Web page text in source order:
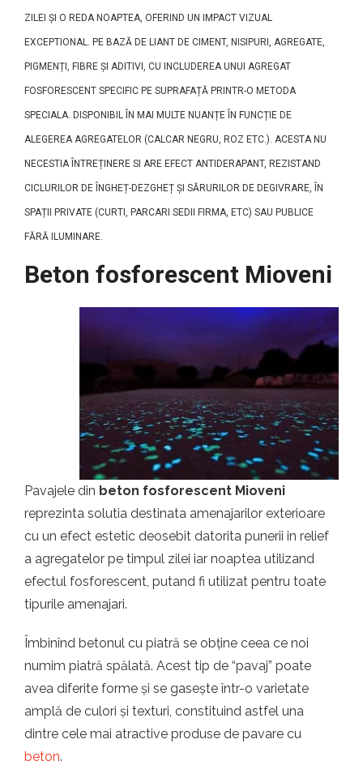
ZILEI ȘI O REDA NOAPTEA, OFERIND UN IMPACT VIZUAL
EXCEPTIONAL. PE BAZĂ DE LIANT DE CIMENT, NISIPURI, AGREGATE,
PIGMENȚI, FIBRE ȘI ADITIVI, CU INCLUDEREA UNUI AGREGAT
FOSFORESCENT SPECIFIC PE SUPRAFAȚĂ PRINTR-O METODA
SPECIALA. DISPONIBIL ÎN MAI MULTE NUANȚE ÎN FUNCȚIE DE
ALEGEREA AGREGATELOR (CALCAR NEGRU, ROZ ETC.). ACESTA NU
NECESTIA ÎNTREȚINERE SI ARE EFECT ANTIDERAPANT, REZISTAND
CICLURILOR DE ÎNGHEȚ-DEZGHEȚ ȘI SĂRURILOR DE DEGIVRARE, ÎN
SPAȚII PRIVATE (CURTI, PARCARI SEDII FIRMA, ETC) SAU PUBLICE
FĂRĂ ILUMINARE.
Beton fosforescent Mioveni
Pavajele din beton fosforescent Mioveni
reprezinta solutia destinata amenajarilor exterioare
cu un efect estetic deosebit datorita punerii in relief
a agregatelor pe timpul zilei iar noaptea utilizand
efectul fosforescent, putand fi utilizat pentru toate
tipurile amenajari.
Îmbinînd betonul cu piatră se obține ceea ce noi
numim piatră spălată. Acest tip de “pavaj” poate
avea diferite forme și se gasește într-o varietate
amplă de culori și texturi, constituind astfel una
dintre cele mai atractive produse de pavare cu
beton.